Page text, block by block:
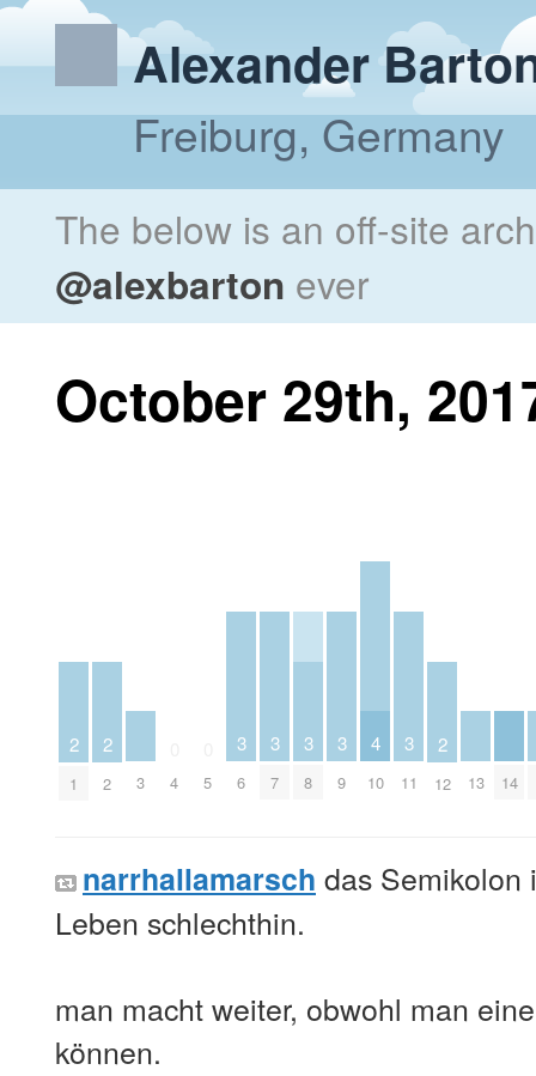
Alexander
Freiburg, Germany
The below is an off-site
@alexbarton ever
October 29th,
2
1
2
2 3 4 5
3
6
3
7
3
8
3
9
4
10
3
11
2
12 13 14
narrhallamarsch das Semikolon
Leben schlechthin.
man macht weiter, obwohl man
können.